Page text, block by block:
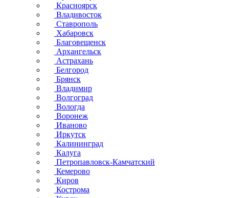
Красноярск
Владивосток
Ставрополь
Хабаровск
Благовещенск
Архангельск
Астрахань
Белгород
Брянск
Владимир
Волгоград
Вологда
Воронеж
Иваново
Иркутск
Калининград
Калуга
Петропавловск-Камчатский
Кемерово
Киров
Кострома